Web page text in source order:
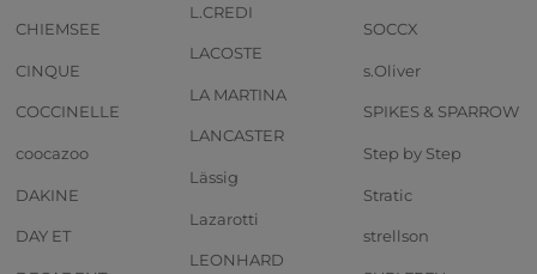
CHIEMSEE
CINQUE
COCCINELLE
coocazoo
DAKINE
DAY ET
L.CREDI
LACOSTE
LA MARTINA
LANCASTER
Lässig
Lazarotti
LEONHARD
SOCCX
s.Oliver
SPIKES & SPARROW
Step by Step
Stratic
strellson